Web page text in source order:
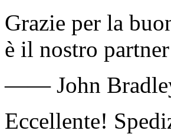
Grazie per la
è il nostro
—— John
Eccellente!